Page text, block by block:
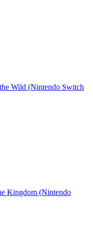
Wild (Nintendo Switch
Kingdom (Nintendo